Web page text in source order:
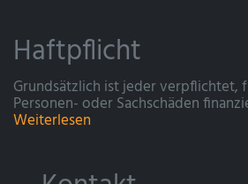
Haftpflicht
Grundsätzlich ist jeder verpflichtet,
Personen- oder Sachschäden
Weiterlesen